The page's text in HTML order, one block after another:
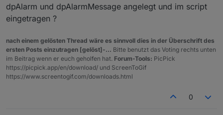
16:59:40.013	warn	javascript.0
16:59:40.015	warn	javascript.0
dpAlarm und dpAlarmMessage angelegt und im script
eingetragen ?
nach einem gelösten Thread wäre es sinnvoll dies in der Überschrift des
ersten Posts einzutragen [gelöst]-... Bitte benutzt das Voting rechts unten
im Beitrag wenn er euch geholfen hat. Forum-Tools: PicPick
https://picpick.app/en/download/ und ScreenToGif
https://www.screentogif.com/downloads.html
0